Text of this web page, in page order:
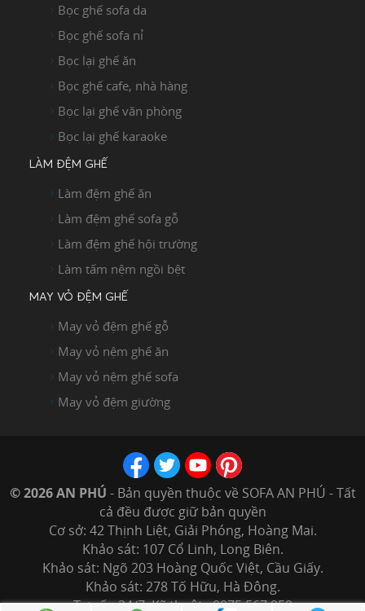
Bọc ghế sofa da
Bọc ghế sofa nỉ
Bọc lại ghế ăn
Bọc ghế cafe, nhà hàng
Bọc lại ghế văn phòng
Bọc lại ghế karaoke
LÀM ĐỆM GHẾ
Làm đệm ghế ăn
Làm đệm ghế sofa gỗ
Làm đệm ghế hội trường
Làm tấm nệm ngồi bệt
MAY VỎ ĐỆM GHẾ
May vỏ đệm ghế gỗ
May vỏ nệm ghế ăn
May vỏ nệm ghế sofa
May vỏ đệm giường
© 2026 AN PHÚ - Bản quyền thuộc về SOFA AN PHÚ - Tất
cả đều được giữ bản quyền
Cơ sở: 42 Thịnh Liệt, Giải Phóng, Hoàng Mai.
Khảo sát: 107 Cổ Linh, Long Biên.
Khảo sát: Ngõ 203 Hoàng Quốc Việt, Cầu Giấy.
Khảo sát: 278 Tố Hữu, Hà Đông.
Tư vấn 24/7: Kỹ thuật : 0975.567.959